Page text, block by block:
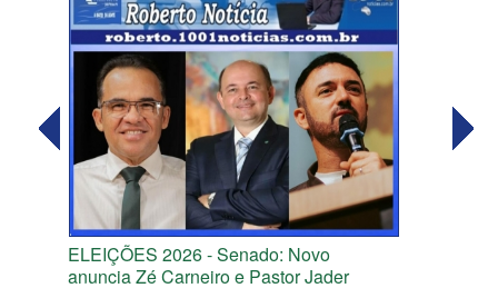
ELEIÇÕES 2026 - Senado: Novo
anuncia Zé Carneiro e Pastor Jader